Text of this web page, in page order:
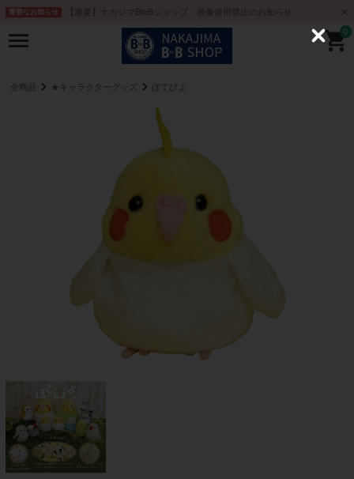
重要なお知らせ 【重要】ナカジマBtoBショップ 画像使用禁止のお知らせ
0
全商品 ★キャラクターグッズ ぽてぴよ
C